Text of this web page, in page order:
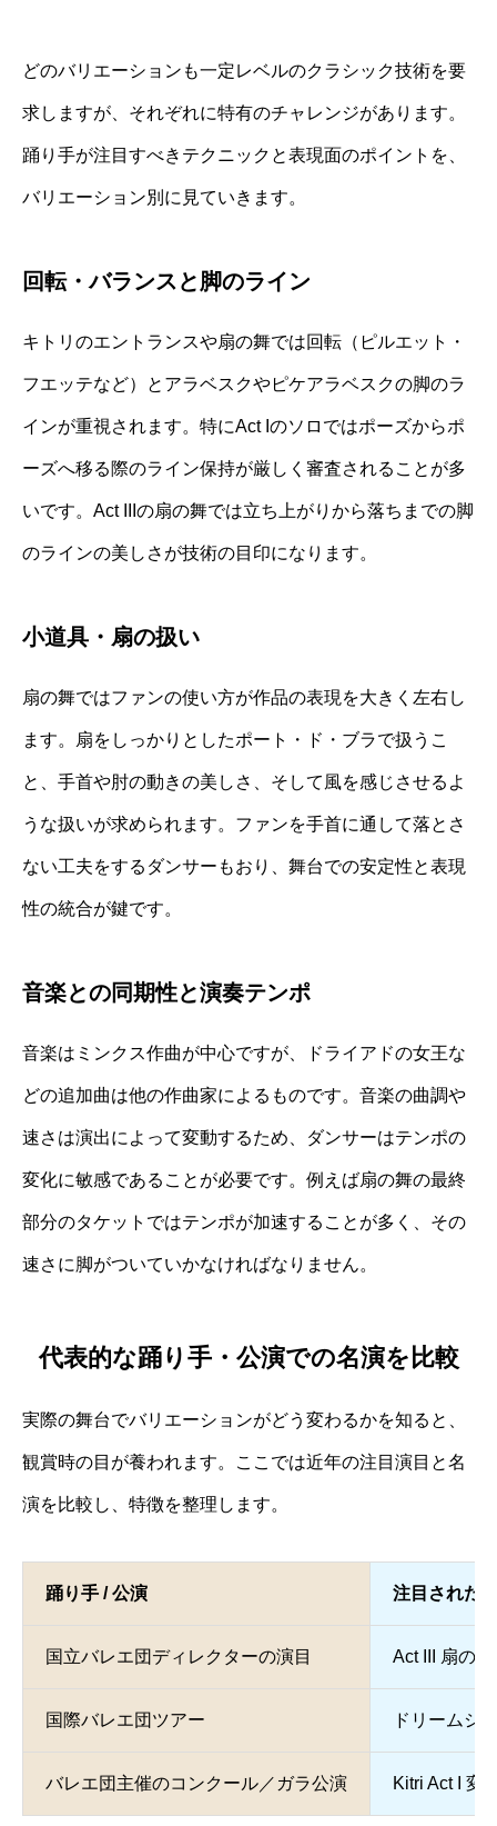
どのバリエーションも一定レベルのクラシック技術を要
求しますが、それぞれに特有のチャレンジがあります。
踊り手が注目すべきテクニックと表現面のポイントを、
バリエーション別に見ていきます。
回転・バランスと脚のライン
キトリのエントランスや扇の舞では回転（ピルエット・
フエッテなど）とアラベスクやピケアラベスクの脚のラ
インが重視されます。特にAct Iのソロではポーズからポ
ーズへ移る際のライン保持が厳しく審査されることが多
いです。Act IIIの扇の舞では立ち上がりから落ちまでの脚
のラインの美しさが技術の目印になります。
小道具・扇の扱い
扇の舞ではファンの使い方が作品の表現を大きく左右し
ます。扇をしっかりとしたポート・ド・ブラで扱うこ
と、手首や肘の動きの美しさ、そして風を感じさせるよ
うな扱いが求められます。ファンを手首に通して落とさ
ない工夫をするダンサーもおり、舞台での安定性と表現
性の統合が鍵です。
音楽との同期性と演奏テンポ
音楽はミンクス作曲が中心ですが、ドライアドの女王な
どの追加曲は他の作曲家によるものです。音楽の曲調や
速さは演出によって変動するため、ダンサーはテンポの
変化に敏感であることが必要です。例えば扇の舞の最終
部分のタケットではテンポが加速することが多く、その
速さに脚がついていかなければなりません。
代表的な踊り手・公演での名演を比較
実際の舞台でバリエーションがどう変わるかを知ると、
観賞時の目が養われます。ここでは近年の注目演目と名
演を比較し、特徴を整理します。
踊り手 / 公演 注目された
国立バレエ団ディレクターの演目 Act III 扇の
国際バレエ団ツアー ドリームシ
バレエ団主催のコンクール／ガラ公演 Kitri Act I 変